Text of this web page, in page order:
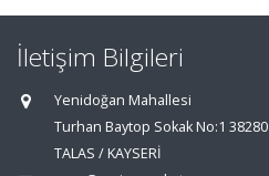
İletişim Bilgileri
Yenidoğan Mahallesi
Turhan Baytop Sokak No:1 38280
TALAS / KAYSERİ